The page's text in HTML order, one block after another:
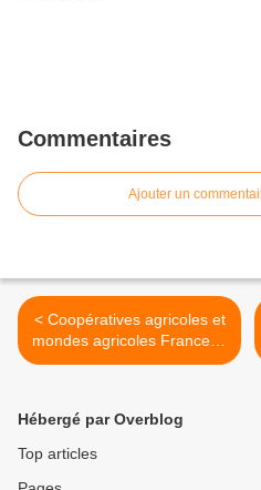
Commentaires
Ajouter un
< Coopératives agricoles et
mondes agricoles France et
Italie (1880-1950) par
Hébergé par Overblog
Top articles